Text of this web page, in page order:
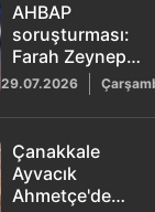
AHBAP
soruşturması:
Farah Zeynep
Abdullah ifadeye
çağrıldı! İşte
Babala TV
ofisinden yardım
istediği
konuşması
29.07.2026
Çanakkale
Ayvacık
Ahmetçe'de